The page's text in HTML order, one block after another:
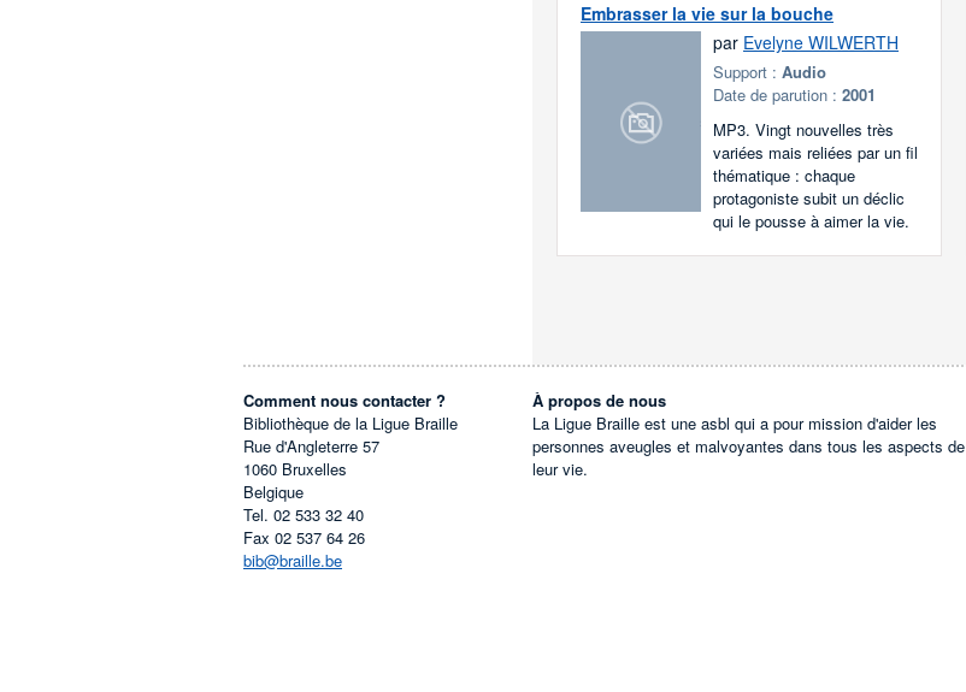
Embrasser la vie sur la bouche
par Evelyne WILWERTH
Support :Audio
Date de parution :2001
MP3. Vingt nouvelles très
variées mais reliées par un fil
thématique : chaque
protagoniste subit un déclic
qui le pousse à aimer la vie.
Comment nous contacter ?
Bibliothèque de la Ligue Braille
Rue d'Angleterre 57
1060 Bruxelles
Belgique
Tel. 02 533 32 40
Fax 02 537 64 26
bib@braille.be
À propos de nous
La Ligue Braille est une asbl qui a pour mission d'aider les
personnes aveugles et malvoyantes dans tous les aspects de
leur vie.